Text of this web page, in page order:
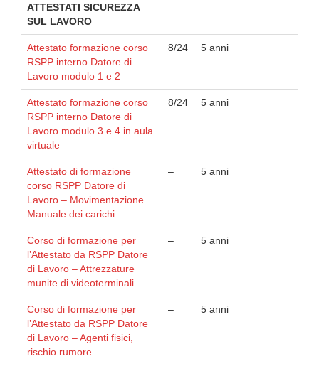
ATTESTATI SICUREZZA
SUL LAVORO
Attestato formazione corso
RSPP interno Datore di
Lavoro modulo 1 e 2
8/24 5 anni
Attestato formazione corso
RSPP interno Datore di
Lavoro modulo 3 e 4 in aula
virtuale
8/24 5 anni
Attestato di formazione
corso RSPP Datore di
Lavoro – Movimentazione
Manuale dei carichi
– 5 anni
Corso di formazione per
l’Attestato da RSPP Datore
di Lavoro – Attrezzature
munite di videoterminali
– 5 anni
Corso di formazione per
l’Attestato da RSPP Datore
di Lavoro – Agenti fisici,
rischio rumore
– 5 anni